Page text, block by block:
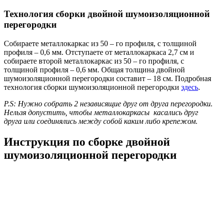
Технология сборки двойной шумоизоляционной
перегородки
Собираете металлокаркас из 50 – го профиля, с толщиной
профиля – 0,6 мм. Отступаете от металлокаркаса 2,7 см и
собираете второй металлокаркас из 50 – го профиля, с
толщиной профиля – 0,6 мм. Общая толщина двойной
шумоизоляционной перегородки составит – 18 см. Подробная
технология сборки шумоизоляционной перегородки здесь.
P.S: Нужно собрать 2 независящие друг от друга перегородки.
Нельзя допустить, чтобы металлокаркасы касались друг
друга или соединялись между собой каким либо крепежом.
Инструкция по сборке двойной
шумоизоляционной перегородки